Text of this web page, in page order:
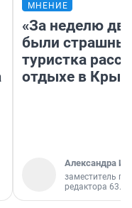
МНЕНИЕ
«За неделю
были
туристка
отдыхе в
Александра
заместитель
редактора 63.RU